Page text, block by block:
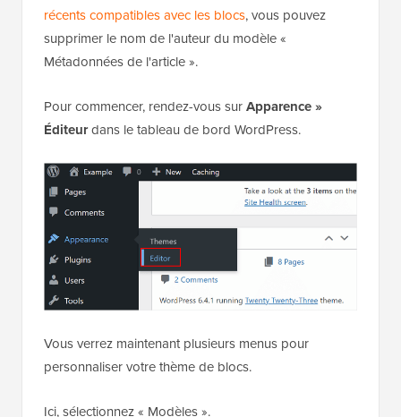
Si vous utilisez l'un des thèmesWordPress plus
récents compatibles avec les blocs, vous pouvez
supprimer le nom de l'auteur du modèle «
Pour commencer, rendez-vous surApparence »
Éditeurdans le tableau de bord WordPress.
Vous verrez maintenant plusieurs menus pour